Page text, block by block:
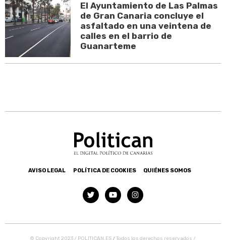
El Ayuntamiento de Las Palmas
de Gran Canaria concluye el
asfaltado en una veintena de
calles en el barrio de
Guanarteme
AVISO LEGAL POLÍTICA DE COOKIES QUIÉNES SOMOS
© Copyright 2023 / POLITICAN.ES /Todos los derechos reservados /